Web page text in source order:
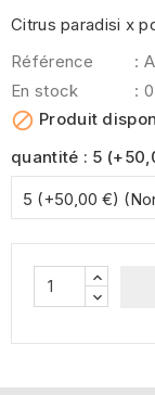
Citrus paradisi x
Référence
:
En stock
:
 Produit
quantité : 5